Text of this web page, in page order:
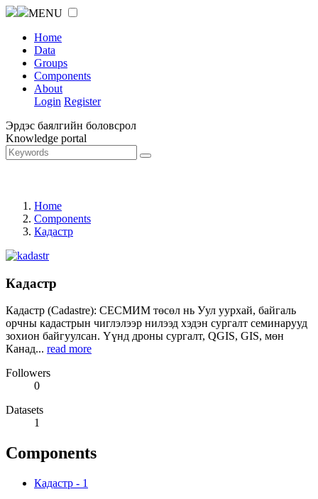
MENU
Home
Data
Groups
Components
About
Login Register
Эрдэс баялгийн боловсрол
Knowledge portal
Home
Components
Кадастр
Кадастр
Кадастр (Cadastre): СЕСМИМ төсөл нь Уул уурхай, байгаль
орчны кадастрын чиглэлээр нилээд хэдэн сургалт семинарууд
зохион байгуулсан. Үүнд дроны сургалт, QGIS, GIS, мөн
Канад... read more
Followers
0
Datasets
1
Components
Кадастр - 1